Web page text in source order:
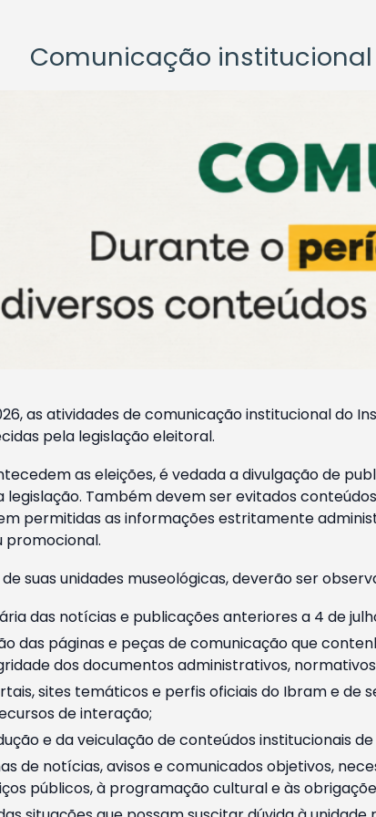
Comunicação institucional
as atividades de comunicação institucional do
pela legislação eleitoral.
as eleições, é vedada a divulgação de
legislação. Também devem ser evitados
permitidas as informações estritamente
suas unidades museológicas, deverão ser
das notícias e publicações anteriores a 4 de
das páginas e peças de comunicação que
dos documentos administrativos,
sites temáticos e perfis oficiais do Ibram e de
de interação;
e da veiculação de conteúdos institucionais
de notícias, avisos e comunicados objetivos,
públicos, à programação cultural e às